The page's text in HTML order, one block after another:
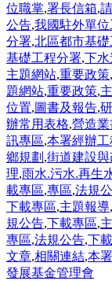
位職掌,署長信箱,
公告,我國駐外單
分署,北區都市基
基礎工程分署,下
主題網站,重要政策,
題網站,重要政策,
位置,圖書及報告,
辦常用表格,營造業
訊專區,本署經辦
鄉規劃 ,街道建設
理,雨水.污水.再生
載專區,專區,法規
下載專區,主題報導,
規公告,下載專區,
專區,法規公告,下
文章,相關連結,本
發展基金管理會